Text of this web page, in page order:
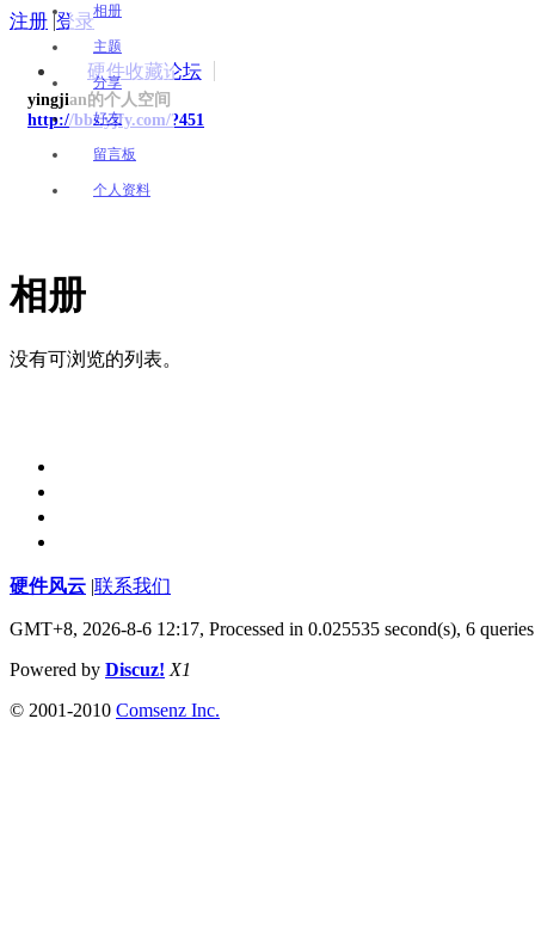
注册 |登录
硬件收藏论坛
yingjian的个人空间
http://bbs.yjfy.com/?451
相册
主题
分享
好友
留言板
个人资料
相册
没有可浏览的列表。
硬件风云 联系我们
GMT+8, 2026-8-6 12:17, Processed in 0.025535 second(s), 6 queries
Powered by Discuz! X1
© 2001-2010 Comsenz Inc.